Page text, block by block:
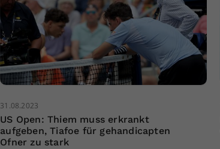
31.08.2023
US Open: Thiem muss erkrankt
aufgeben, Tiafoe für gehandicapten
Ofner zu stark